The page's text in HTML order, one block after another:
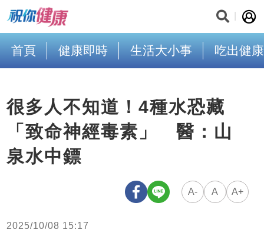
首頁 健康即時 生活大小事 吃出健康
很多人不知道！4種水恐藏
「致命神經毒素」 醫：山
泉水中鏢
A- A A+
2025/10/08 15:17